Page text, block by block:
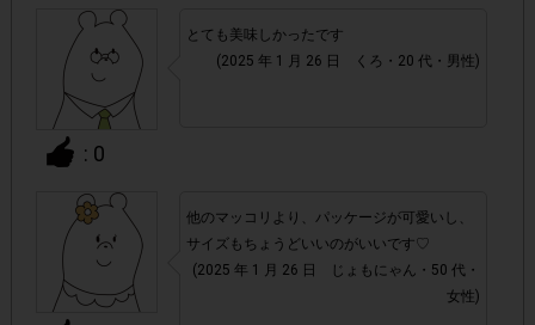
て、機種によってはアンケートに回答できない場合がござい
ます。
▼ポイント付与対象外
・チェックポイントの条件を満たしていない場合
・ECサイトやネットスーパーでのご購入
・1つのアンケートにつき、お1人様あたり複数回の参加が
確認された場合。
: 0
とても美味しかったです
(2025 年 1 月 26 日 くろ・20 代・男性)
他のマッコリより、パッケージが可愛いし、
サイズもちょうどいいのがいいです♡
(2025 年 1 月 26 日 じょもにゃん・50 代・
女性)